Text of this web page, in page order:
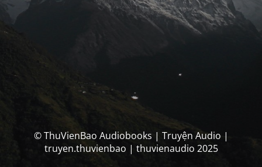
© ThuVienBao Audiobooks | Truyện Audio |
truyen.thuvienbao | thuvienaudio 2025